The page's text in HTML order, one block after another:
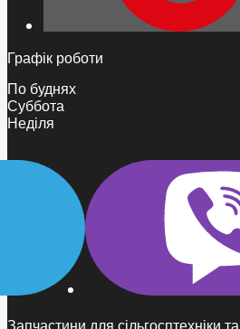
Запчастини для сільгосптехніки
Графік роботи
По буднях
Суббота
Неділя